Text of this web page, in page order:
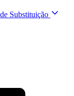
Substituição